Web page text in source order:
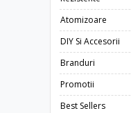
Atomizoare
DIY Si Accesorii
Branduri
Promotii
Best Sellers